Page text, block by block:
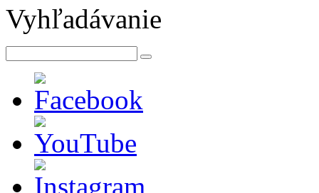
Vyhľadávanie